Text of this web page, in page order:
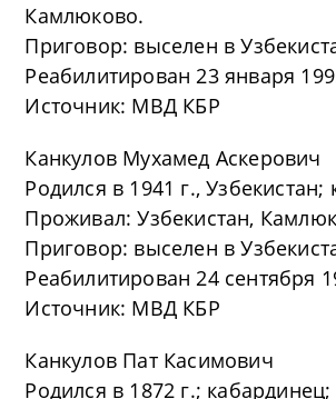
Камлюково.
Приговор: выселен в
Реабилитирован 23 января
Источник: МВД КБР
Канкулов Мухамед Аскерович
Родился в 1941 г., Узбекистан;
Проживал: Узбекистан,
Приговор: выселен в
Реабилитирован 24 сентября
Источник: МВД КБР
Канкулов Пат Касимович
Родился в 1872 г.;